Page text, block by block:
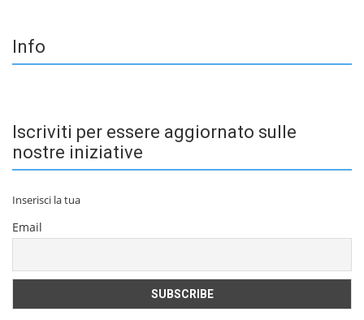
Info
Iscriviti per essere aggiornato sulle
nostre iniziative
Inserisci la tua
Email